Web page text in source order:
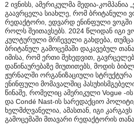
2 ივნისს, ამერიკულმა მედია-კომპანია
გაავრცელა სიახლე, რომ ბრიტანული
რედაქტორი, ედვარდ ენინფული
როლს შეითავსებს. 2024 წლიდან იგი
კულტურული მრჩეველი გახდება,
ბრიტანულ გამოცემაში დაკავებულ
იმისა, რომ ერთი შეხედვით,
დაწინაურებაზე მიუთითებს, მოდის
ჟურნალში ორგანიზაციული
ენინფული მომავალშიც
წინაშე, რომელიც ამერიკული Vogue -
და Condé Nast-ის სარედაქციო
ხელმძღვანელია, ამასთან, იგი
გამოცემაში მთავარი რედაქტორის